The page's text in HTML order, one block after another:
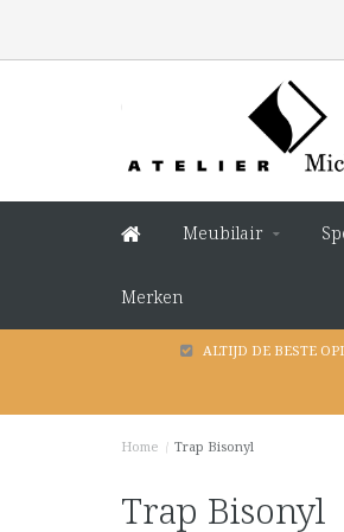
Meubilair
Merken
ALTIJD DE BESTE
Home / Trap Bisonyl
Trap Bisonyl